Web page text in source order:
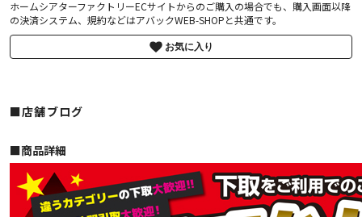
ホームシアターファクトリーECサイトからのご購入の場合でも、購入画面以降
の決済システム、規約などはアバックWEB-SHOPと共通です。
お気に入り
■店舗ブログ
■︎商品詳細